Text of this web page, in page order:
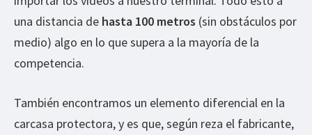
una distancia de hasta 100 metros (sin obstáculos por
medio) algo en lo que supera a la mayoría de la
competencia.
También encontramos un elemento diferencial en la
carcasa protectora, y es que, según reza el fabricante,